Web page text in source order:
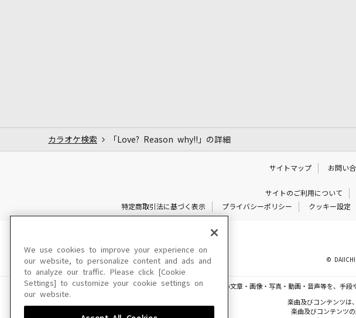
カラオケ検索 「Love? Reason why!!」の詳細
サイトマップ お問い
サイトのご利用について
特定商取引法に基づく表示
プライバシーポリシー クッキー設定
©
このサイトに掲載されている一切の文章・画像・写真・動画・音声等を、手
楽曲及びコンテンツは
楽曲及びコンテンツ
We use cookies to improve your experience on
our website, to personalize content and ads and
to analyze our traffic. Please click [Cookie
Settings] to customize your cookie settings on
our website.